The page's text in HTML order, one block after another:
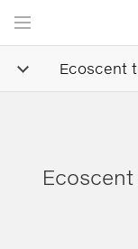
Ecoscent